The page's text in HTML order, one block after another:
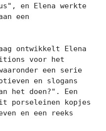
en Elena werkte
een
ontwikkelt Elena
voor het
een serie
en slogans
het doen?". Een
porseleinen kopjes
en een reeks